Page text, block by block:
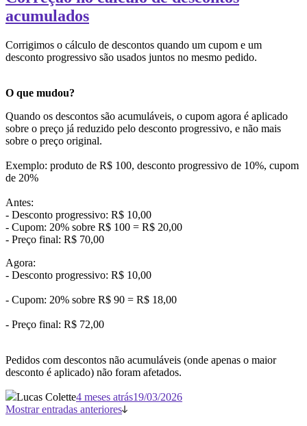
acumulados
Corrigimos o cálculo de descontos quando um cupom e um
desconto progressivo são usados juntos no mesmo pedido.
O que mudou?
Quando os descontos são acumuláveis, o cupom agora é aplicado
sobre o preço já reduzido pelo desconto progressivo, e não mais
sobre o preço original.
Exemplo: produto de R$ 100, desconto progressivo de 10%, cupom
de 20%
Antes:
- Desconto progressivo: R$ 10,00
- Cupom: 20% sobre R$ 100 = R$ 20,00
- Preço final: R$ 70,00
Agora:
- Desconto progressivo: R$ 10,00
- Cupom: 20% sobre R$ 90 = R$ 18,00
- Preço final: R$ 72,00
Pedidos com descontos não acumuláveis (onde apenas o maior
desconto é aplicado) não foram afetados.
Lucas Colette4 meses atrás19/03/2026
Mostrar entradas anteriores